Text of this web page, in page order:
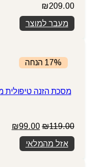
₪209.00
מעבר למוצר
17% הנחה
מסכת הזנה טיפולית
₪119.00
המחיר
המקורי
היה:
₪119.00.
₪99.00
אזל מהמלאי